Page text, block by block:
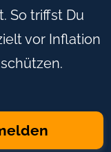
So triffst Du
vor Inflation